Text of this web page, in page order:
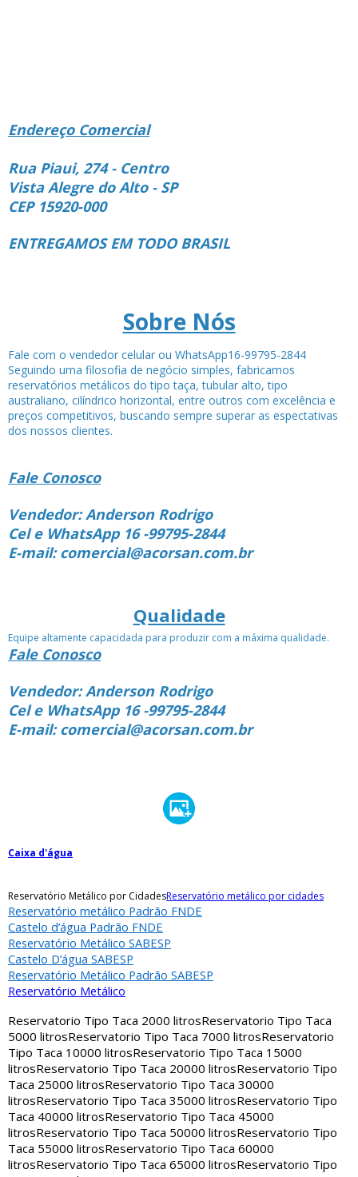
Endereço Comercial
Rua Piaui, 274 - Centro
Vista Alegre do Alto - SP
CEP 15920-000
ENTREGAMOS EM TODO BRASIL
Sobre Nós
Fale com o vendedor celular ou WhatsApp16-99795-2844
Seguindo uma filosofia de negócio simples, fabricamos
reservatórios metálicos do tipo taça, tubular alto, tipo
australiano, cilíndrico horizontal, entre outros com excelência e
preços competitivos, buscando sempre superar as espectativas
dos nossos clientes.
Fale Conosco
Vendedor: Anderson Rodrigo
Cel e WhatsApp 16 -99795-2844
E-mail: comercial@acorsan.com.br
Qualidade
Equipe altamente capacidada para produzir com a máxima qualidade.
Fale Conosco
Vendedor: Anderson Rodrigo
Cel e WhatsApp 16 -99795-2844
E-mail: comercial@acorsan.com.br
Caixa d'água
Reservatório Metálico por CidadesReservatório metálico por cidades
Reservatório metálico Padrão FNDE
Castelo d’água Padrão FNDE
Reservatório Metálico SABESP
Castelo D’água SABESP
Reservatório Metálico Padrão SABESP
Reservatório Metálico
Reservatorio Tipo Taca 2000 litrosReservatorio Tipo Taca
5000 litrosReservatorio Tipo Taca 7000 litrosReservatorio
Tipo Taca 10000 litrosReservatorio Tipo Taca 15000
litrosReservatorio Tipo Taca 20000 litrosReservatorio Tipo
Taca 25000 litrosReservatorio Tipo Taca 30000
litrosReservatorio Tipo Taca 35000 litrosReservatorio Tipo
Taca 40000 litrosReservatorio Tipo Taca 45000
litrosReservatorio Tipo Taca 50000 litrosReservatorio Tipo
Taca 55000 litrosReservatorio Tipo Taca 60000
litrosReservatorio Tipo Taca 65000 litrosReservatorio Tipo